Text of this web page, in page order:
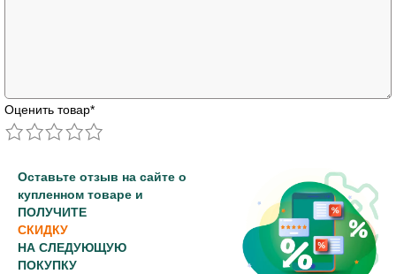
Оценить товар*
Оставьте отзыв на сайте о
купленном товаре и
ПОЛУЧИТЕ
СКИДКУ
НА СЛЕДУЮЩУЮ
ПОКУПКУ